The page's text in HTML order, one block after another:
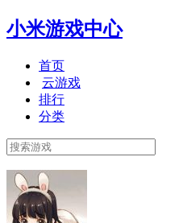
小米游戏中心
首页
云游戏
排行
分类